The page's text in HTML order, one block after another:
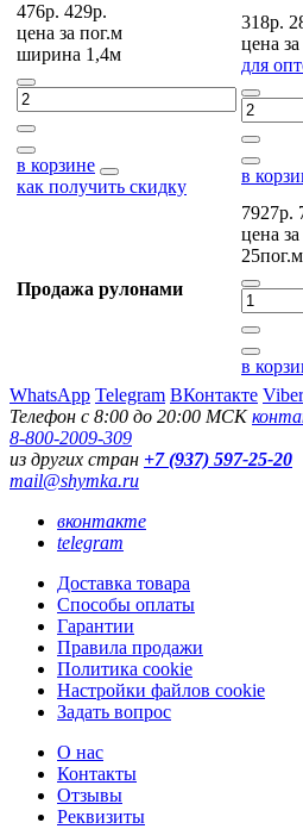
476р. 429р.
цена за пог.м
ширина 1,4м
в корзине
как получить скидку
318р.
цена за
для
в
Продажа рулонами
7927р.
цена за
25пог.м
в
WhatsApp Telegram ВКонтакте Viber
Телефон с 8:00 до 20:00 МСК
8-800-2009-309
из других стран +7 (937) 597-25-20
mail@shymka.ru
вконтакте
telegram
Доставка товара
Способы оплаты
Гарантии
Правила продажи
Политика cookie
Настройки файлов cookie
Задать вопрос
О нас
Контакты
Отзывы
Реквизиты